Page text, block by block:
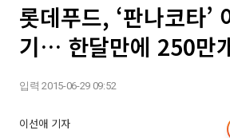
롯데푸드, ‘판나코타’
기… 한달만에 250만
입력 2015-06-29 09:52
이선애 기자